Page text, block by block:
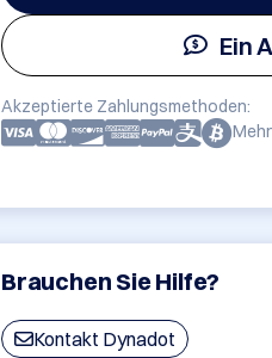
Ein
Akzeptierte Zahlungsmethoden:
Mehr
Brauchen Sie Hilfe?
Kontakt Dynadot